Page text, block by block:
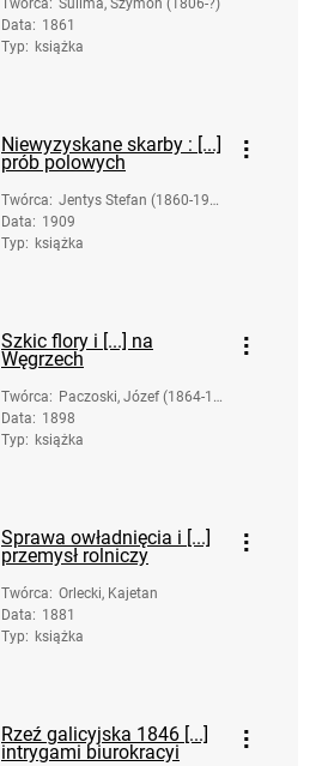
Twórca: Sulima, Szymon (1806-?)
Data: 1861
Typ: książka
Niewyzyskane skarby : [...]
prób polowych
Twórca: Jentys Stefan (1860-191
9)
Data: 1909
Typ: książka
Szkic flory i [...] na
Węgrzech
Twórca: Paczoski, Józef (1864-19
42)
Data: 1898
Typ: książka
Sprawa owładnięcia i [...]
przemysł rolniczy
Twórca: Orlecki, Kajetan
Data: 1881
Typ: książka
Rzeź galicyjska 1846 [...]
intrygami biurokracyi